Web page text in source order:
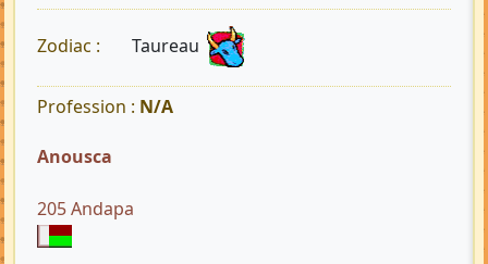
Zodiac : Taureau
Profession : N/A
Anousca
205 Andapa